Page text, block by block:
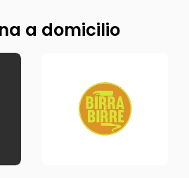
a domicilio